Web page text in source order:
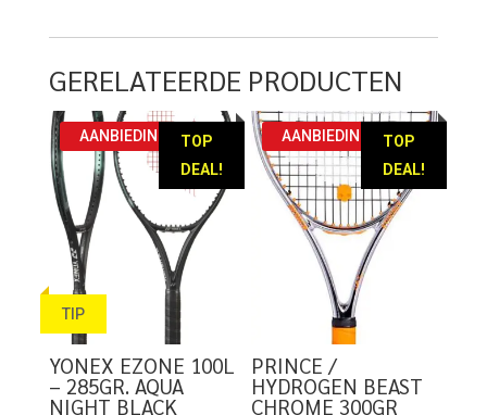
GERELATEERDE PRODUCTEN
TOP
DEAL!
TIP
AANBIEDING!
YONEX EZONE 100L
– 285GR. AQUA
NIGHT BLACK
TOP
DEAL!
AANBIEDING!
PRINCE /
HYDROGEN BEAST
CHROME 300GR